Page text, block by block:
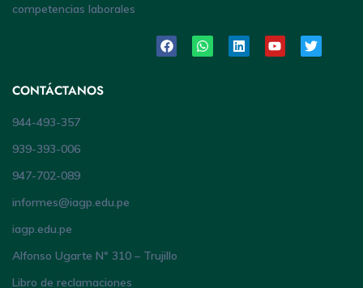
competencias laborales
CONTÁCTANOS
944-493-357
939-393-006
947-702-089
informes@iagp.edu.pe
iagp.edu.pe
Alfonso Ugarte Nº 310 – Trujillo
Libro de reclamaciones